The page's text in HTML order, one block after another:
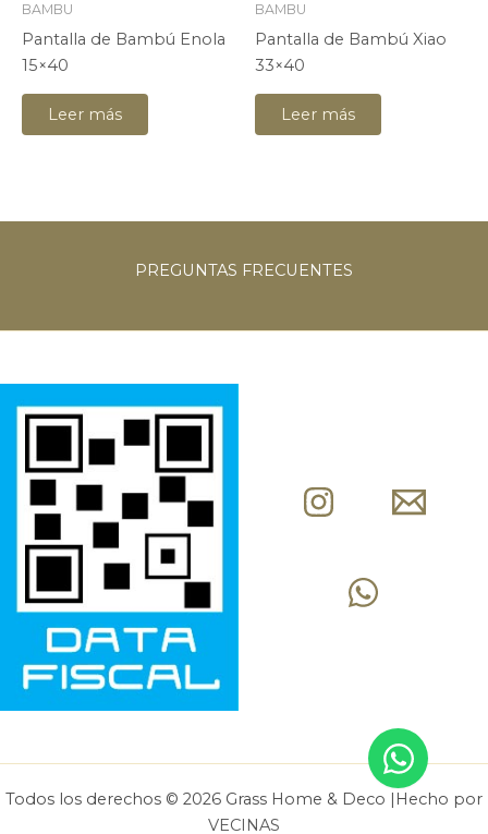
BAMBU
Pantalla de Bambú Enola
15×40
Leer más
BAMBU
Pantalla de Bambú Xiao
33×40
Leer más
PREGUNTAS FRECUENTES
Todos los derechos © 2026 Grass Home & Deco |Hecho por
VECINAS